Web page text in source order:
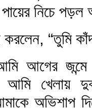
পায়ের নিচে
করলেন, “তুমি
আগের জন্মে
খেলায়
আমাকে